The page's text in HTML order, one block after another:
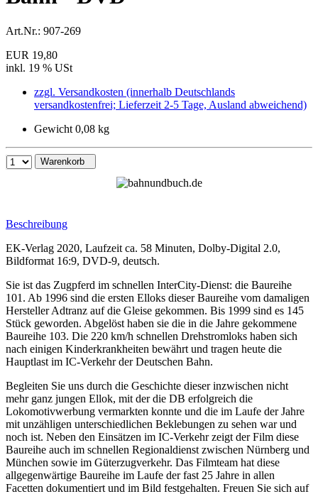
Art.Nr.: 907-269
EUR 19,80
inkl. 19 % USt
zzgl. Versandkosten (innerhalb Deutschlands
versandkostenfrei; Lieferzeit 2-5 Tage, Ausland abweichend)
Gewicht 0,08 kg
Warenkorb
Beschreibung
EK-Verlag 2020, Laufzeit ca. 58 Minuten, Dolby-Digital 2.0,
Bildformat 16:9, DVD-9, deutsch.
Sie ist das Zugpferd im schnellen InterCity-Dienst: die Baureihe
101. Ab 1996 sind die ersten Elloks dieser Baureihe vom damaligen
Hersteller Adtranz auf die Gleise gekommen. Bis 1999 sind es 145
Stück geworden. Abgelöst haben sie die in die Jahre gekommene
Baureihe 103. Die 220 km/h schnellen Drehstromloks haben sich
nach einigen Kinderkrankheiten bewährt und tragen heute die
Hauptlast im IC-Verkehr der Deutschen Bahn.
Begleiten Sie uns durch die Geschichte dieser inzwischen nicht
mehr ganz jungen Ellok, mit der die DB erfolgreich die
Lokomotivwerbung vermarkten konnte und die im Laufe der Jahre
mit unzähligen unterschiedlichen Beklebungen zu sehen war und
noch ist. Neben den Einsätzen im IC-Verkehr zeigt der Film diese
Baureihe auch im schnellen Regionaldienst zwischen Nürnberg und
München sowie im Güterzugverkehr. Das Filmteam hat diese
allgegenwärtige Baureihe im Laufe der fast 25 Jahre in allen
Facetten dokumentiert und im Bild festgehalten. Freuen Sie sich auf